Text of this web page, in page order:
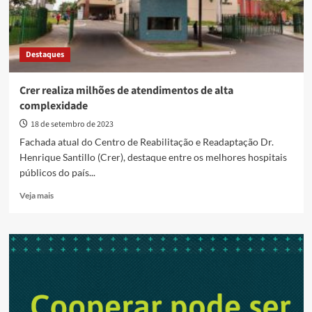
Destaques
Crer realiza milhões de atendimentos de alta
complexidade
18 de setembro de 2023
Fachada atual do Centro de Reabilitação e Readaptação Dr.
Henrique Santillo (Crer), destaque entre os melhores hospitais
públicos do país...
Veja maisRead
Crer
realiza
de